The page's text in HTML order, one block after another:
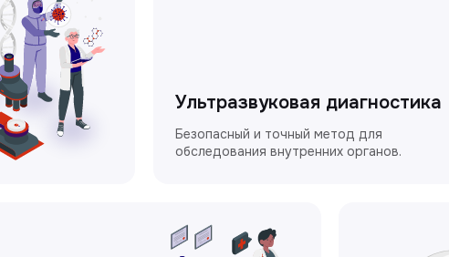
Ультразвуковая диагностика
Безопасный и точный метод для
обследования внутренних органов.